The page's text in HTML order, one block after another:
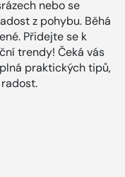
nebo se
z pohybu. Běhá
Přidejte se k
trendy! Čeká vás
praktických tipů,